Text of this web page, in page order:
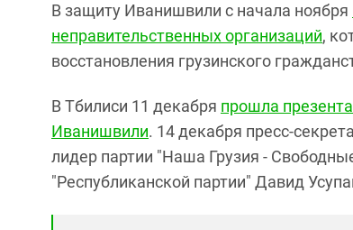
В защиту Иванишвили с начала ноября
неправительственных организаций,
восстановления грузинского
В Тбилиси 11 декабря прошла
Иванишвили. 14 декабря пресс-
лидер партии "Наша Грузия -
"Республиканской партии" Давид